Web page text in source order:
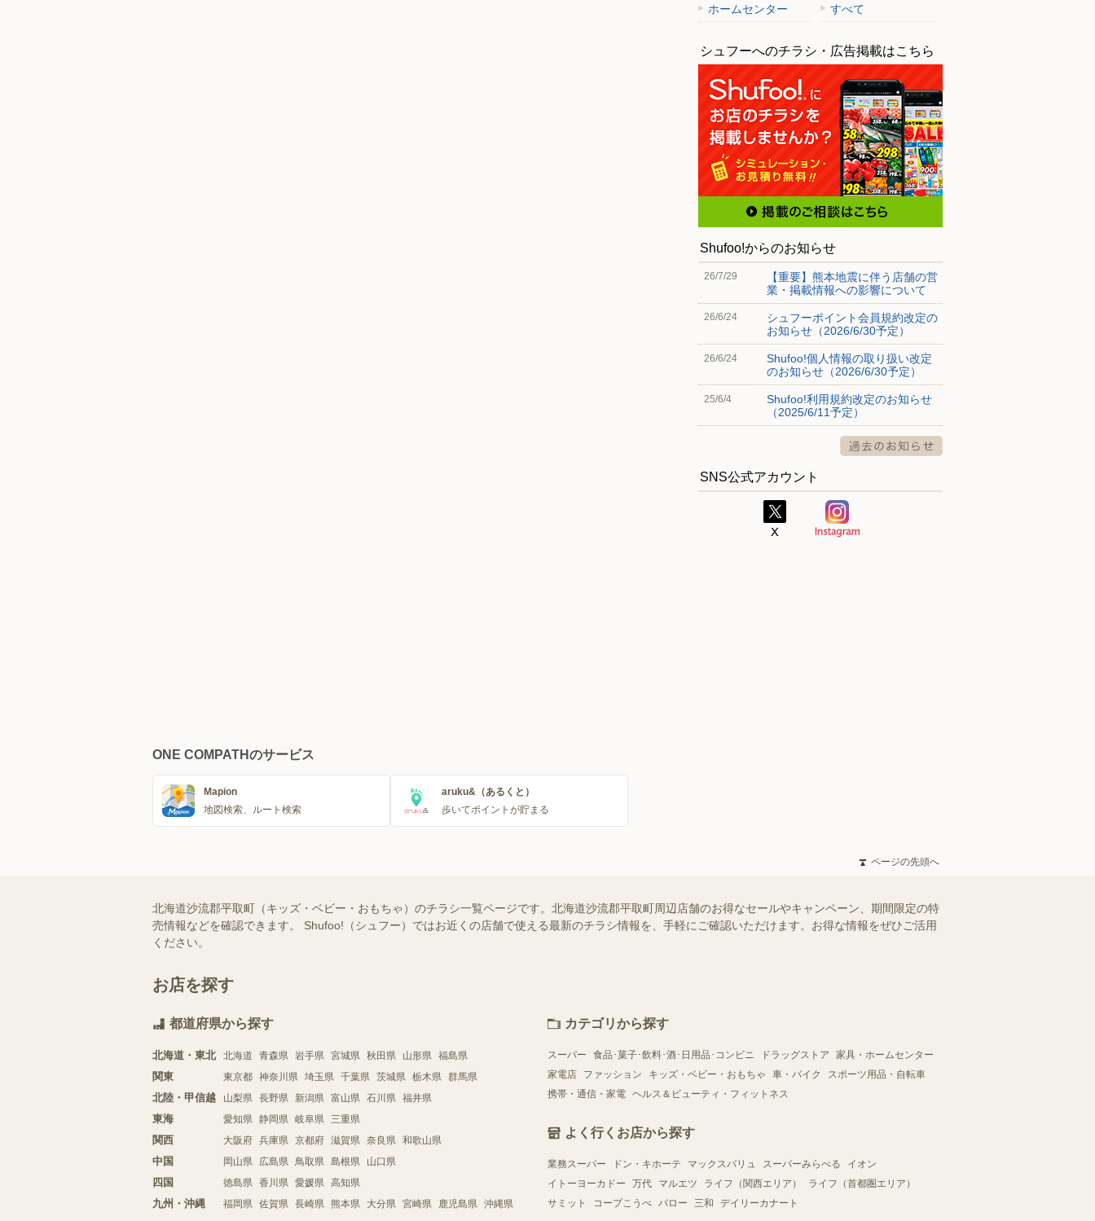
ホームセンター
すべて
シュフーへのチラシ・広告掲載はこちら
Shufoo!からのお知らせ
26/7/29
【重要】熊本地震に伴う店舗の営
業・掲載情報への影響について
26/6/24
シュフーポイント会員規約改定の
お知らせ（2026/6/30予定）
26/6/24
Shufoo!個人情報の取り扱い改定
のお知らせ（2026/6/30予定）
25/6/4
Shufoo!利用規約改定のお知らせ
（2025/6/11予定）
SNS公式アカウント
ONE COMPATHのサービス
Mapion
地図検索、ルート検索
aruku&（あるくと）
歩いてポイントが貯まる
ページの先頭へ
北海道沙流郡平取町（キッズ・ベビー・おもちゃ）のチラシ一覧ページです。北海道沙流郡平取町周辺店舗のお得なセールやキャンペーン、期間限定の特
売情報などを確認できます。 Shufoo!（シュフー）ではお近くの店舗で使える最新のチラシ情報を、手軽にご確認いただけます。お得な情報をぜひご活用
ください。
お店を探す
都道府県から探す
北海道・東北 北海道 青森県 岩手県 宮城県 秋田県 山形県 福島県
関東 東京都 神奈川県 埼玉県 千葉県 茨城県 栃木県 群馬県
北陸・甲信越 山梨県 長野県 新潟県 富山県 石川県 福井県
東海 愛知県 静岡県 岐阜県 三重県
関西 大阪府 兵庫県 京都府 滋賀県 奈良県 和歌山県
中国 岡山県 広島県 鳥取県 島根県 山口県
四国 徳島県 香川県 愛媛県 高知県
九州・沖縄 福岡県 佐賀県 長崎県 熊本県 大分県 宮崎県 鹿児島県 沖縄県
カテゴリから探す
スーパー 食品･菓子･飲料･酒･日用品･コンビニ ドラッグストア
家具・ホームセンター
家電店
ファッション キッズ・ベビー・おもちゃ 車・バイク
スポーツ用品・自転車
携帯・通信・家電 ヘルス＆ビューティ・フィットネス
よく行くお店から探す
業務スーパー ドン・キホーテ マックスバリュ スーパーみらべる
イオン
イトーヨーカドー
万代 マルエツ ライフ（関西エリア）
ライフ（首都圏エリア）
サミット
コープこうべ バロー 三和 デイリーカナート